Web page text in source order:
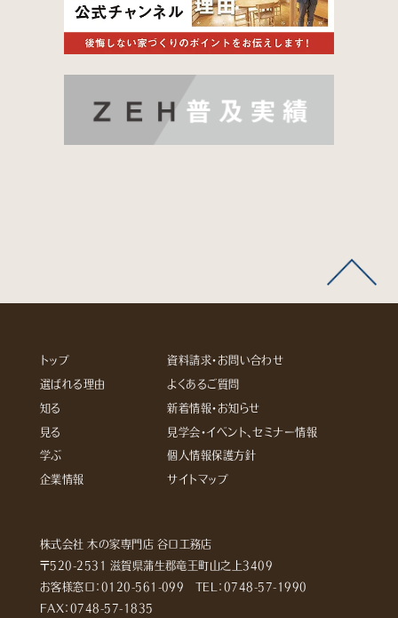
トップ
選ばれる理由
知る
見る
学ぶ
企業情報
資料請求・お問い合わせ
よくあるご質問
新着情報・お知らせ
見学会・イベント、セミナー情報
個人情報保護方針
サイトマップ
株式会社 木の家専門店 谷口工務店
〒520-2531 滋賀県蒲生郡竜王町山之上3409
お客様窓口： 0120-561-099 TEL： 0748-57-1990
FAX：0748-57-1835